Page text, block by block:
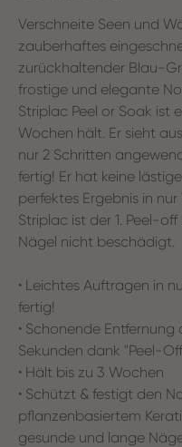
Verschneite Seen und
zauberhaftes
zurückhaltender Blau-
frostige und elegante
Striplac Peel or Soak ist
Wochen hält. Er sieht
nur 2 Schritten
fertig! Er hat keine
perfektes Ergebnis in nur
Striplac ist der 1. Peel-
Nägel nicht beschädigt.
• Leichtes Auftragen in
fertig!
• Schonende
Sekunden dank "Peel-
• Hält bis zu 3 Wochen
• Schützt & festigt den
pflanzenbasiertem
gesunde und lange